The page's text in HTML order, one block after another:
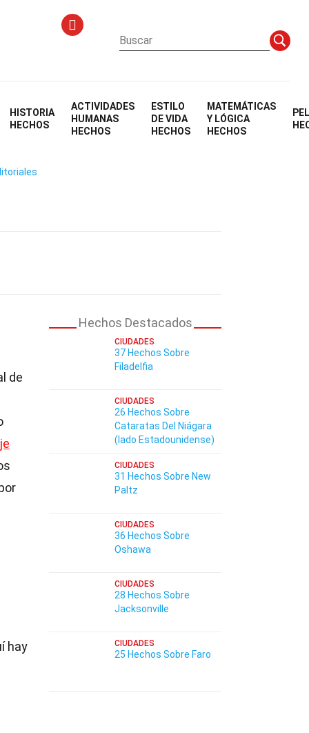
HISTORIA
HECHOS
ACTIVIDADES
HUMANAS
HECHOS
ESTILO
DE VIDA
HECHOS
MATEMÁTICAS
Y LÓGICA
HECHOS
de
hay
Hechos Destacados
CIUDADES
37 Hechos Sobre
Filadelfia
CIUDADES
26 Hechos Sobre
Cataratas Del Niágara
(lado Estadounidense)
CIUDADES
31 Hechos Sobre New
Paltz
CIUDADES
36 Hechos Sobre
Oshawa
CIUDADES
28 Hechos Sobre
Jacksonville
CIUDADES
25 Hechos Sobre Faro